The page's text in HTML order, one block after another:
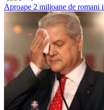
Aproape 2 milioane de romani